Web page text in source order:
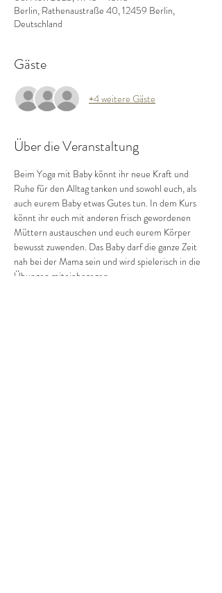
Berlin, Rathenaustraße 40, 12459 Berlin,
Deutschland
Gäste
+4 weitere Gäste
Über die Veranstaltung
Beim Yoga mit Baby könnt ihr neue Kraft und
Ruhe für den Alltag tanken und sowohl euch, als
auch eurem Baby etwas Gutes tun. In dem Kurs
könnt ihr euch mit anderen frisch gewordenen
Müttern austauschen und euch eurem Körper
bewusst zuwenden. Das Baby darf die ganze Zeit
nah bei der Mama sein und wird spielerisch in die
Übungen miteinbezogen.